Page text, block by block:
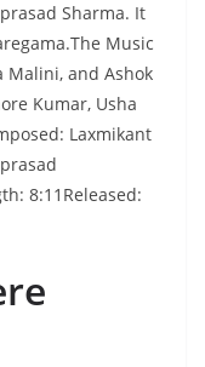
Sharma. It
Music
Malini, and Ashok
Kumar, Usha
Laxmikant
8:11Released: